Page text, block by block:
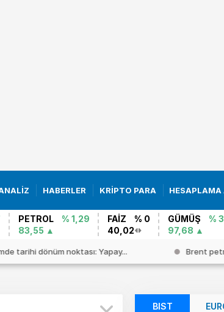
HABERLER KRİPTO PARA HESAPLAMA
PETROL
% 1,29
83,55
FAİZ
% 0
40,02
GÜMÜŞ
%
97,68
tarihi dönüm noktası: Yapay... Brent
BIST